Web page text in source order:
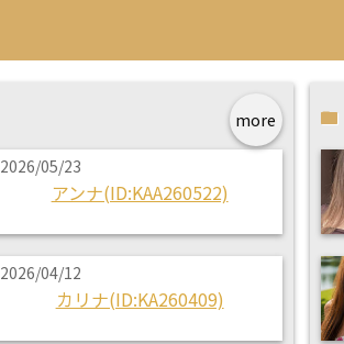
more
2026/05/23
アンナ(ID:KAA260522)
2026/04/12
カリナ(ID:KA260409)